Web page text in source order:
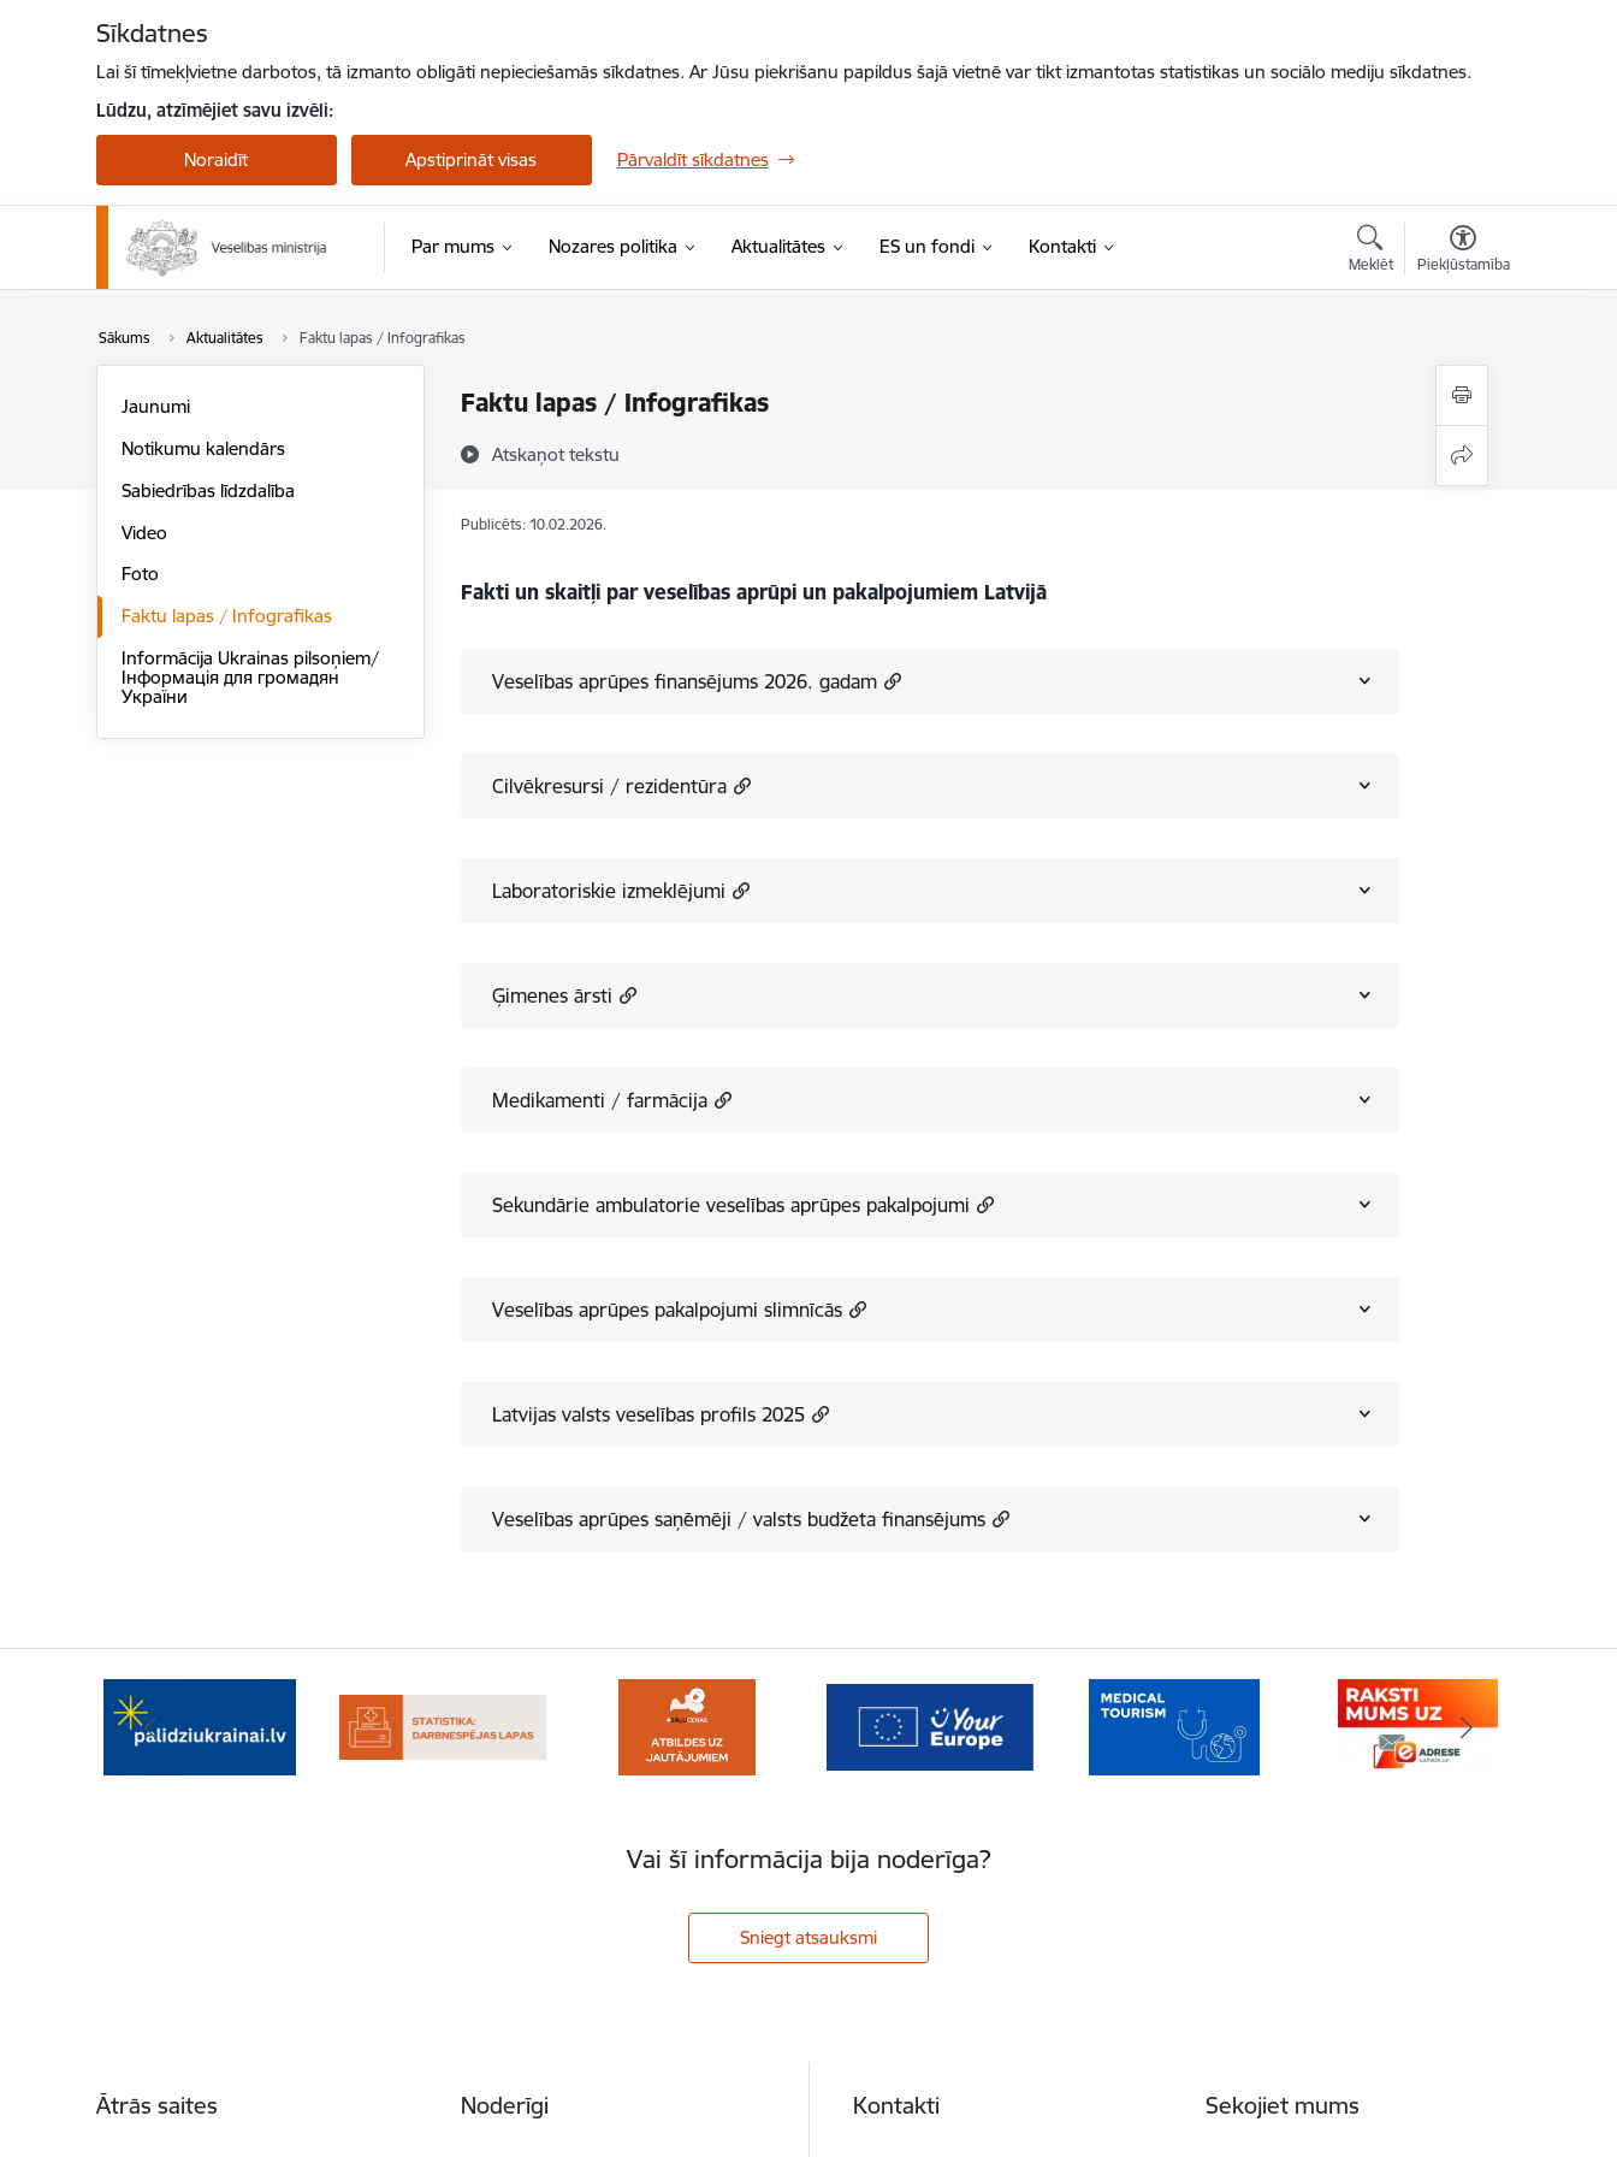
Sīkdatnes
Lai šī tīmekļvietne darbotos, tā izmanto obligāti nepieciešamās sīkdatnes. Ar Jūsu piekrišanu papildus šajā vietnē var tikt izmantotas statistikas un sociālo mediju sīkdatnes.
Lūdzu, atzīmējiet savu izvēli:
Noraidīt Apstiprināt visas Pārvaldīt sīkdatnes
Par mums Nozares politika Aktualitātes ES un fondi Kontakti
Meklēt Piekļūstamība
Sākums Aktualitātes Faktu lapas / Infografikas
Faktu lapas / Infografikas
Atskaņot tekstu
Jaunumi
Notikumu kalendārs
Sabiedrības līdzdalība
Video
Foto
Faktu lapas / Infografikas
Informācija Ukrainas pilsoņiem/
Інформація для громадян
України
Publicēts: 10.02.2026.
Fakti un skaitļi par veselības aprūpi un pakalpojumiem Latvijā
Veselības aprūpes finansējums 2026. gadam
Cilvēkresursi / rezidentūra
Laboratoriskie izmeklējumi
Ģimenes ārsti
Medikamenti / farmācija
Sekundārie ambulatorie veselības aprūpes pakalpojumi
Veselības aprūpes pakalpojumi slimnīcās
Latvijas valsts veselības profils 2025
Veselības aprūpes saņēmēji / valsts budžeta finansējums
Vai šī informācija bija noderīga?
Sniegt atsauksmi
Ātrās saites Noderīgi Kontakti Sekojiet mums